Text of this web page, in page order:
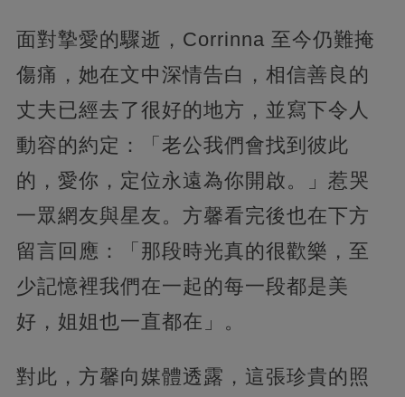
面對摯愛的驟逝，Corrinna 至今仍難掩
傷痛，她在文中深情告白，相信善良的
丈夫已經去了很好的地方，並寫下令人
動容的約定：「老公我們會找到彼此
的，愛你，定位永遠為你開啟。」惹哭
一眾網友與星友。方馨看完後也在下方
留言回應：「那段時光真的很歡樂，至
少記憶裡我們在一起的每一段都是美
好，姐姐也一直都在」。
對此，方馨向媒體透露，這張珍貴的照